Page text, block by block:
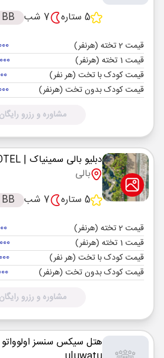
5 ستاره
7 شب BB
قیمت 2 تخته (هرنفر)
قیمت 1 تخته (هرنفر)
قیمت کودک با تخت (هر نفر)
قیمت کودک بدون تخت (هرنفر)
مشاوره و رزرو رایگان
دبلیو بالی سمینیاک | W HOTEL
بالی
5 ستاره
7 شب BB
قیمت 2 تخته (هرنفر)
قیمت 1 تخته (هرنفر)
قیمت کودک با تخت (هر نفر)
قیمت کودک بدون تخت (هرنفر)
مشاوره و رزرو رایگان
هتل سیکس سنسز اولوواتو